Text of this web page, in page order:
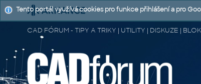
CAD FÓRUM - TIPY A TRIKY | UTILITY | DISKUZE |
Tento portál využívá cookies pro funkce přihlášení a pro